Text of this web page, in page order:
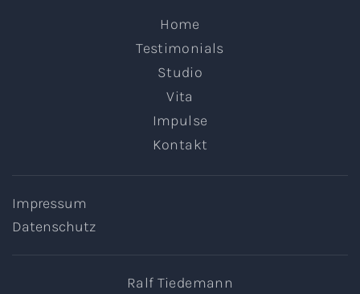
Home
Testimonials
Studio
Vita
Impulse
Kontakt
Impressum
Datenschutz
Ralf Tiedemann